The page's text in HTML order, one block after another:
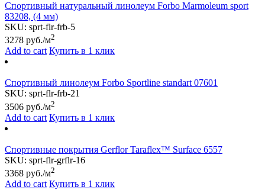
Спортивный натуральный линолеум Forbo Marmoleum sport
83208, (4 мм)
SKU: sprt-flr-frb-5
3278 руб./м2
Add to cart Купить в 1 клик
Спортивный линолеум Forbo Sportline standart 07601
SKU: sprt-flr-frb-21
3506 руб./м2
Add to cart Купить в 1 клик
Спортивные покрытия Gerflor Taraflex™ Surface 6557
SKU: sprt-flr-grflr-16
3368 руб./м2
Add to cart Купить в 1 клик